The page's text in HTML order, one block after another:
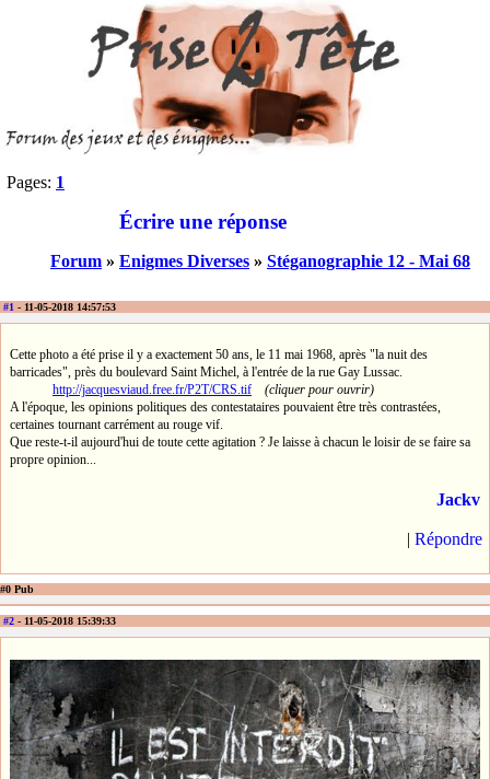
Pages: 1
Écrire une réponse
Forum » Enigmes Diverses » Stéganographie 12 - Mai 68
#1 - 11-05-2018 14:57:53
Cette photo a été prise il y a exactement 50 ans, le 11 mai 1968, après "la nuit des
barricades", près du boulevard Saint Michel, à l'entrée de la rue Gay Lussac.
http://jacquesviaud.free.fr/P2T/CRS.tif
(cliquer pour ouvrir)
A l'époque, les opinions politiques des contestataires pouvaient être très contrastées,
certaines tournant carrément au rouge vif.
Que reste-t-il aujourd'hui de toute cette agitation ? Je laisse à chacun le loisir de se faire sa
propre opinion...
Jackv
| Répondre
#0 Pub
#2 - 11-05-2018 15:39:33